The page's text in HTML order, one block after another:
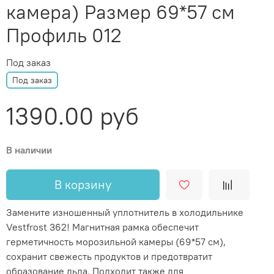
камера) Размер 69*57 см
Профиль 012
Под заказ
Под заказ
1390.00 руб
В наличии
В корзину
Замените изношенный уплотнитель в холодильнике
Vestfrost 362! Магнитная рамка обеспечит
герметичность морозильной камеры (69*57 см),
сохранит свежесть продуктов и предотвратит
образование льда. Подходит также для